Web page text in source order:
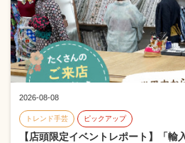
2026-08-08
トレンド手芸 ピックアップ
【店頭限定イベントレポート】「輸